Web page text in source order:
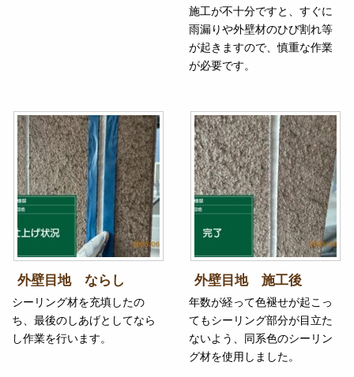
施工が不十分ですと、すぐに
雨漏りや外壁材のひび割れ等
が起きますので、慎重な作業
が必要です。
外壁目地 ならし
シーリング材を充填したの
ち、最後のしあげとしてなら
し作業を行います。
外壁目地 施工後
年数が経って色褪せが起こっ
てもシーリング部分が目立た
ないよう、同系色のシーリン
グ材を使用しました。